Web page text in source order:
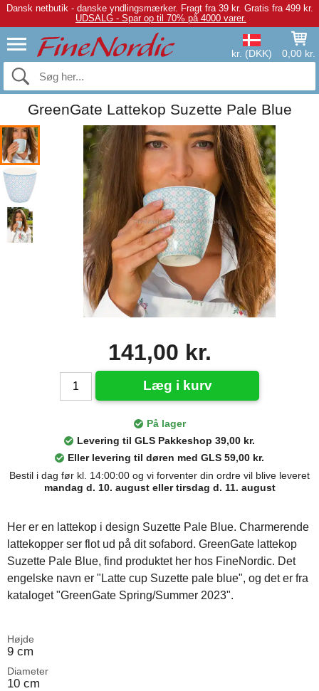
Dansk netbutik - danske yndlingsmærker. Fragt fra 39 kr. Gratis fra 499 kr.
UDSALG - Spar op til 70% på 4000 varer.
kr. (DKK) 0,00 kr.
GreenGate Lattekop Suzette Pale Blue
141,00 kr.
Læg i kurv
På lager
Levering til GLS Pakkeshop 39,00 kr.
Eller levering til døren med GLS 59,00 kr.
Bestil i dag før kl. 14:00:00 og vi forventer din ordre vil blive leveret
mandag d. 10. august eller tirsdag d. 11. august
Her er en lattekop i design Suzette Pale Blue. Charmerende
lattekopper ser flot ud på dit sofabord. GreenGate lattekop
Suzette Pale Blue, find produktet her hos FineNordic. Det
engelske navn er "Latte cup Suzette pale blue", og det er fra
kataloget "GreenGate Spring/Summer 2023".
Højde
9 cm
Diameter
10 cm